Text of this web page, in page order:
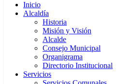
Inicio
Alcaldía
Historia
Misión y Visión
Alcalde
Consejo Municipal
Organigrama
Directorio Institucional
Servicios